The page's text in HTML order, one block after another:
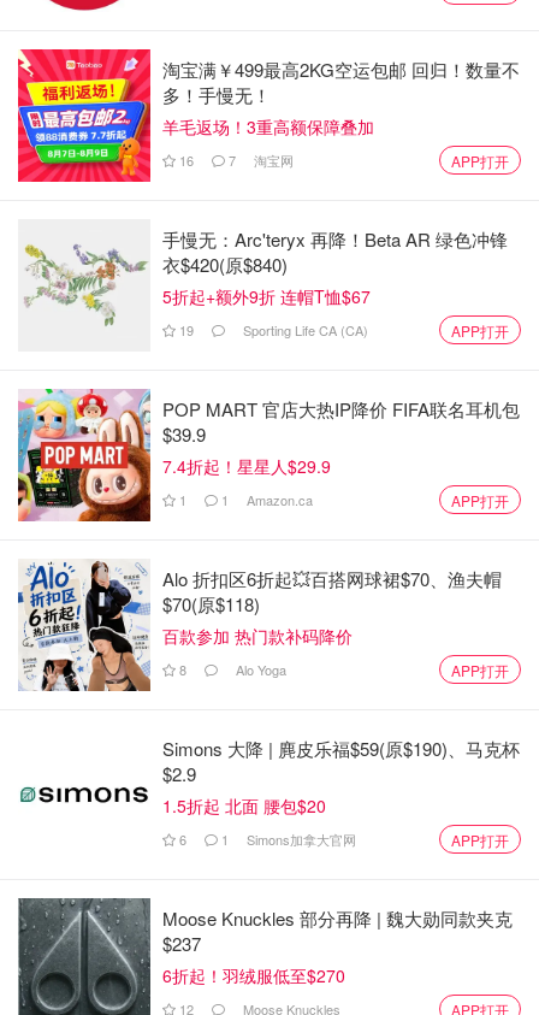
对于第二起事件，警方目前正在进一步确认嫌疑人的具体特
征。
York Regional Police表示，目前案件仍在调查中，任何知
情人士或目击者请立即拨打警方热线，或通过Crime
Stoppers匿名提供线索。
居民需提高警惕，确保家中安全设施完善，并避免与陌生人
直接接触。如有紧急情况，请立即拨打911报警。
yrp.ca 封面：Martin Podsiad on Unsplash
住，大捆现金撒满地！警方悬赏$2000
征集线索！
是momo酱 1346
毙的17岁少年竟是房主儿子！SIU已经
介入调查！
是momo酱
劫，房主奔驰大G被偷走！警方提醒仍
有3名嫌犯在逃！
是momo酱
淘宝满￥499最高2KG空运包邮 回归！数量不
多！手慢无！
羊毛返场！3重高额保障叠加
16 7 淘宝网 APP打开
手慢无：Arc'teryx 再降！Beta AR 绿色冲锋
衣$420(原$840)
5折起+额外9折 连帽T恤$67
19 Sporting Life CA (CA) APP打开
POP MART 官店大热IP降价 FIFA联名耳机包
$39.9
7.4折起！星星人$29.9
1 1 Amazon.ca APP打开
Alo 折扣区6折起💥百搭网球裙$70、渔夫帽
$70(原$118)
百款参加 热门款补码降价
8 Alo Yoga APP打开
Simons 大降 | 麂皮乐福$59(原$190)、马克杯
$2.9
1.5折起 北面 腰包$20
6 1 Simons加拿大官网 APP打开
Moose Knuckles 部分再降 | 魏大勋同款夹克
$237
6折起！羽绒服低至$270
12 Moose Knuckles APP打开